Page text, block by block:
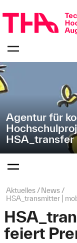
überspringen
zur
Navigation
"HSA_transfer"
Agentur für
HSA_transfer
bestätigen
Öffnen
bestätigen
des
Menüs
Seitenpfad:
Aktuelles
News
HSA_transmitter |
feiert